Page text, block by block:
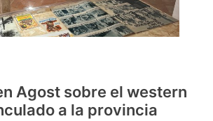
Agost sobre el western
a la provincia